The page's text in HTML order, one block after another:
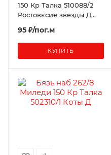
150 Кр Талка 510088/2
Ростовксие звезды Д
заказ
95 ₽/пог.м
КУПИТЬ